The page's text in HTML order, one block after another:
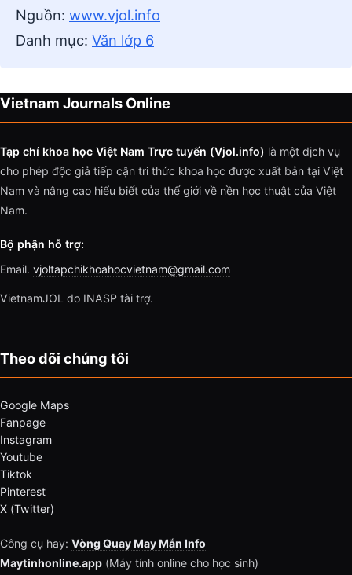
Nguồn: www.vjol.info
Danh mục: Văn lớp 6
Vietnam Journals Online
Tạp chí khoa học Việt Nam Trực tuyến (Vjol.info) là một dịch vụ
cho phép độc giả tiếp cận tri thức khoa học được xuất bản tại Việt
Nam và nâng cao hiểu biết của thế giới về nền học thuật của Việt
Nam.
Bộ phận hỗ trợ:
Email. vjoltapchikhoahocvietnam@gmail.com
VietnamJOL do INASP tài trợ.
Theo dõi chúng tôi
Google Maps
Fanpage
Instagram
Youtube
Tiktok
Pinterest
X (Twitter)
Công cụ hay: Vòng Quay May Mắn Info
Maytinhonline.app (Máy tính online cho học sinh)